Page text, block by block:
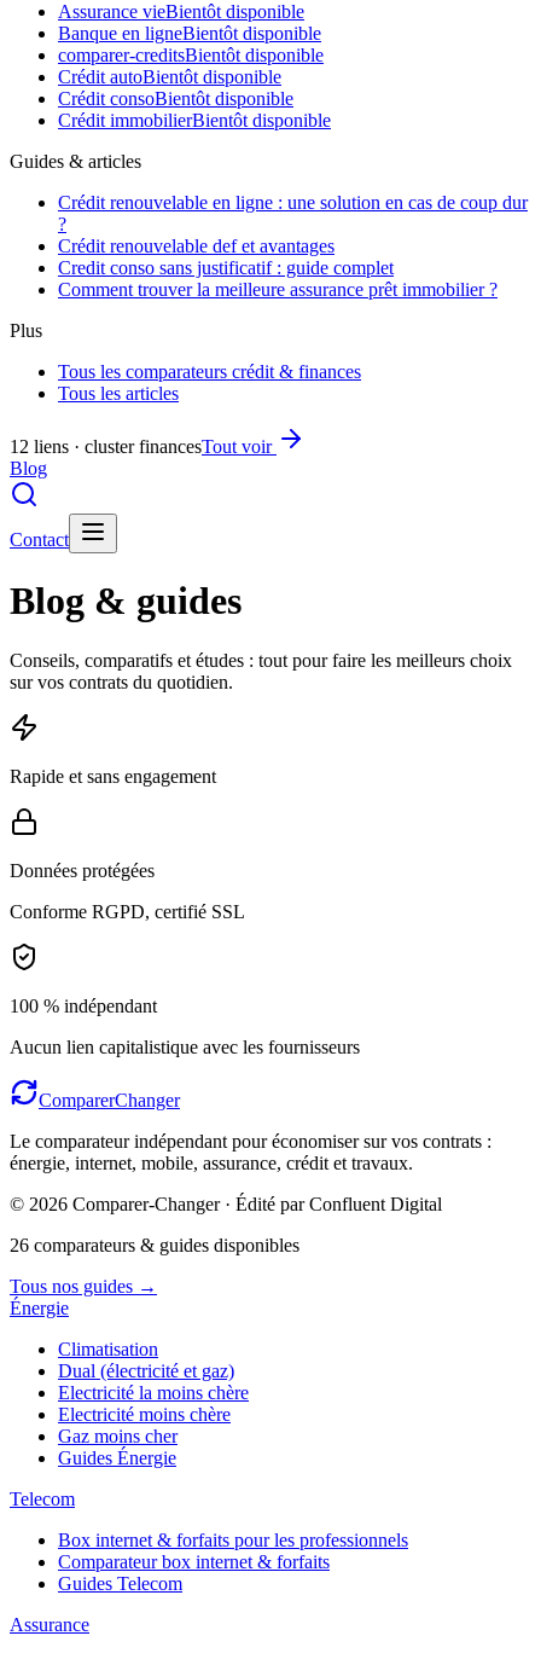
Assurance vieBientôt disponible
Banque en ligneBientôt disponible
comparer-creditsBientôt disponible
Crédit autoBientôt disponible
Crédit consoBientôt disponible
Crédit immobilierBientôt disponible
Guides & articles
Crédit renouvelable en ligne : une solution en cas de coup dur
?
Crédit renouvelable def et avantages
Credit conso sans justificatif : guide complet
Comment trouver la meilleure assurance prêt immobilier ?
Plus
Tous les comparateurs crédit & finances
Tous les articles
12 liens · cluster financesTout voir
Blog
Contact
Blog & guides
Conseils, comparatifs et études : tout pour faire les meilleurs choix
sur vos contrats du quotidien.
Rapide et sans engagement
Données protégées
Conforme RGPD, certifié SSL
100 % indépendant
Aucun lien capitalistique avec les fournisseurs
ComparerChanger
Le comparateur indépendant pour économiser sur vos contrats :
énergie, internet, mobile, assurance, crédit et travaux.
© 2026 Comparer-Changer · Édité par Confluent Digital
26 comparateurs & guides disponibles
Tous nos guides →
Énergie
Climatisation
Dual (électricité et gaz)
Electricité la moins chère
Electricité moins chère
Gaz moins cher
Guides Énergie
Telecom
Box internet & forfaits pour les professionnels
Comparateur box internet & forfaits
Guides Telecom
Assurance